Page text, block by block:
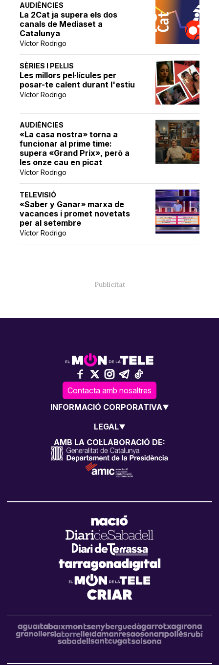
AUDIÈNCIES
La 2Cat ja supera els dos
canals de Mediaset a
Catalunya
Víctor Rodrigo
SÈRIES I PEL·LIS
Les millors pel·lícules per
posar-te calent durant l'estiu
Víctor Rodrigo
AUDIÈNCIES
«La casa nostra» torna a
funcionar al prime time:
supera «Grand Prix», però a
les onze cau en picat
Víctor Rodrigo
TELEVISIÓ
«Saber y Ganar» marxa de
vacances i promet novetats
per al setembre
Víctor Rodrigo
Contacta amb nosaltres
INFORMACIÓ CORPORATIVA
LEGAL
AMB LA COL·LABORACIÓ DE: